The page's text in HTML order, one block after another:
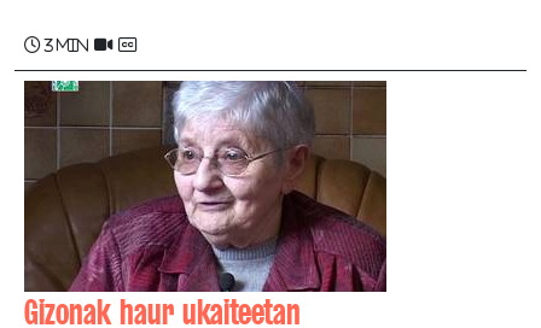
3 min
Gizonak haur ukaiteetan